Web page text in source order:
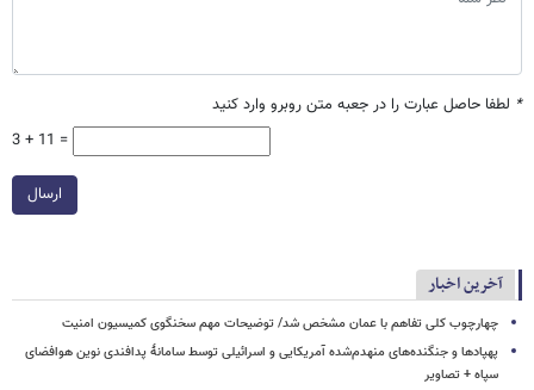
* لطفا حاصل عبارت را در جعبه متن روبرو وارد کنید
3 + 11 =
ارسال
آخرین اخبار
چهارچوب کلی تفاهم با عمان مشخص شد/ توضیحات مهم سخنگوی کمیسیون امنیت
پهپادها و جنگنده‌های منهدم‌شده آمریکایی و اسرائیلی توسط سامانۀ پدافندی نوین هوافضای
سپاه + تصاویر